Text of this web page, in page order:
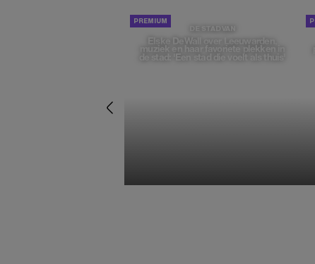
DE STAD VAN
Elske DeWall over Leeuwarden,
muziek en haar favoriete plekken in
de stad: 'Een stad die voelt als thuis'